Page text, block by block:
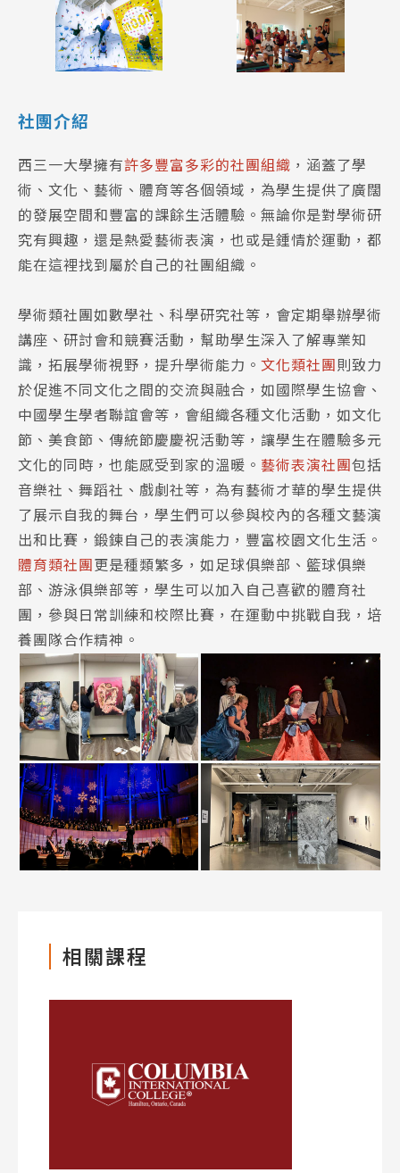
社團介紹
西三一大學擁有許多豐富多彩的社團組織 ，涵蓋了學
術、文化、藝術、體育等各個領域，為學生提供了廣闊
的發展空間和豐富的課餘生活體驗。無論你是對學術研
究有興趣，還是熱愛藝術表演，也或是鍾情於運動，都
能在這裡找到屬於自己的社團組織。
學術類社團如數學社、科學研究社等，會定期舉辦學術
講座、研討會和競賽活動，幫助學生深入了解專業知
識，拓展學術視野，提升學術能力。 文化類社團則致力
於促進不同文化之間的交流與融合，如國際學生協會、
中國學生學者聯誼會等，會組織各種文化活動，如文化
節、美食節、傳統節慶慶祝活動等，讓學生在體驗多元
文化的同時，也能感受到家的溫暖。 藝術表演社團包括
音樂社、舞蹈社、戲劇社等，為有藝術才華的學生提供
了展示自我的舞台，學生們可以參與校內的各種文藝演
出和比賽，鍛鍊自己的表演能力，豐富校園文化生活。
體育類社團更是種類繁多，如足球俱樂部、籃球俱樂
部、游泳俱樂部等，學生可以加入自己喜歡的體育社
團，參與日常訓練和校際比賽，在運動中挑戰自我，培
養團隊合作精神。
相關課程